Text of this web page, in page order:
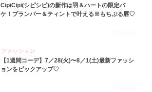
CipiCipi(シピシピ)の新作は羽＆ハートの限定パ
ケ！プランパー＆ティントで叶える※もちぷる唇♡
ファッション
【1週間コーデ】7／28(火)〜8／1(土)最新ファッシ
ョンをピックアップ♡